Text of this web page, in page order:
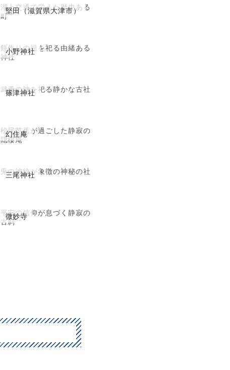
堅田（滋賀県大津市）
湖上交通で栄えた歴史ある
町
小野神社
餅作りの祖を祀る由緒ある
神社
篠津神社
武勇の神を祀る静かな古社
幻住庵
松尾芭蕉が過ごした静寂の
隠棲庵
三尾神社
兎の神紋が象徴の神秘の社
微妙寺
平安の信仰が息づく静寂の
古刹